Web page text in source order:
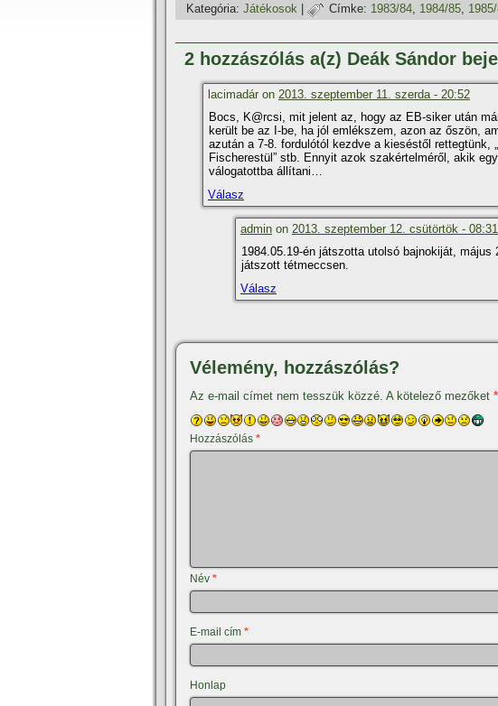
Kategória: Játékosok Címke: 1983/84, 1984/85,
2 hozzászólás a(z) Deák Sándor
lacimadár on 2013. szeptember 11. szerda - 20:52
Bocs, K@rcsi, mit jelent az, hogy az EB-siker után
került be az I-be, ha jól emlékszem, azon az őszön,
azután a 7-8. fordulótól kezdve a kieséstől rettegtünk,
Fischerestül” stb. Ennyit azok szakértelméről, akik
válogatottba állí­tani…
Válasz
admin on 2013. szeptember 12. csütörtök - 08:31
1984.05.19-én játszotta utolsó bajnokiját,
játszott tétmeccsen.
Válasz
Vélemény, hozzászólás?
Az e-mail címet nem tesszük közzé. A kötelező mezőket *
Hozzászólás *
Név *
E-mail cím *
Honlap